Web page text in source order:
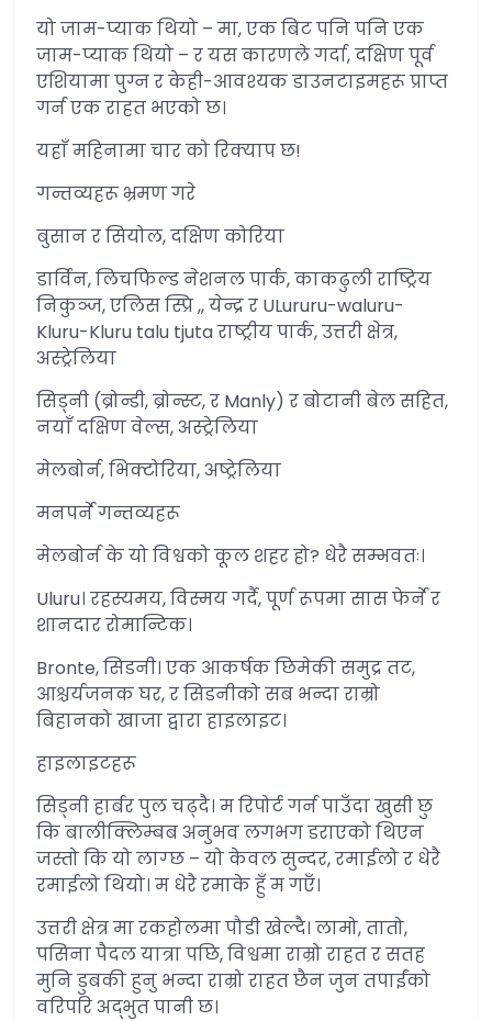
यो जाम-प्याक थियो – मा, एक बिट पनि पनि एक
जाम-प्याक थियो – र यस कारणले गर्दा, दक्षिण पूर्व
एशियामा पुग्न र केही-आवश्यक डाउनटाइमहरू प्राप्त
गर्न एक राहत भएको छ।
यहाँ महिनामा चार को रिक्याप छ!
गन्तव्यहरू भ्रमण गरे
बुसान र सियोल, दक्षिण कोरिया
डार्विन, लिचफिल्ड नेशनल पार्क, काकढुली राष्ट्रिय
निकुञ्ज, एलिस स्प्रि ,, येन्द्र र ULururu-waluru-
Kluru-Kluru talu tjuta राष्ट्रीय पार्क, उत्तरी क्षेत्र,
अस्ट्रेलिया
सिड्नी (ब्रोन्डी, ब्रोन्स्ट, र Manly) र बोटानी बेल सहित,
नयाँ दक्षिण वेल्स, अस्ट्रेलिया
मेलबोर्न, भिक्टोरिया, अष्ट्रेलिया
मनपर्ने गन्तव्यहरू
मेलबोर्न के यो विश्वको कूल शहर हो? धेरै सम्भवतः।
Uluru। रहस्यमय, विस्मय गर्दै, पूर्ण रूपमा सास फेर्ने र
शानदार रोमान्टिक।
Bronte, सिडनी। एक आकर्षक छिमेकी समुद्र तट,
आश्चर्यजनक घर, र सिडनीको सब भन्दा राम्रो
बिहानको खाजा द्वारा हाइलाइट।
हाइलाइटहरू
सिड्नी हार्बर पुल चढ्दै। म रिपोर्ट गर्न पाउँदा खुसी छु
कि बालीक्लिम्बब अनुभव लगभग डराएको थिएन
जस्तो कि यो लाग्छ – यो केवल सुन्दर, रमाईलो र धेरै
रमाईलो थियो। म धेरै रमाके हुँ म गएँ।
उत्तरी क्षेत्र मा रकहोलमा पौडी खेल्दै। लामो, तातो,
पसिना पैदल यात्रा पछि, विश्वमा राम्रो राहत र सतह
मुनि डुबकी हुनु भन्दा राम्रो राहत छैन जुन तपाईंको
वरिपरि अद्भुत पानी छ।